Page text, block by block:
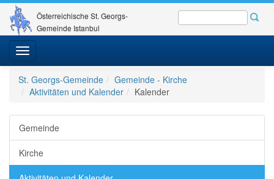
Österreichische St. Georgs-
Gemeinde Istanbul
Toggle
navigation
St. Georgs-Gemeinde
Gemeinde - Kirche
Aktivitäten und Kalender
Kalender
Gemeinde
Kirche